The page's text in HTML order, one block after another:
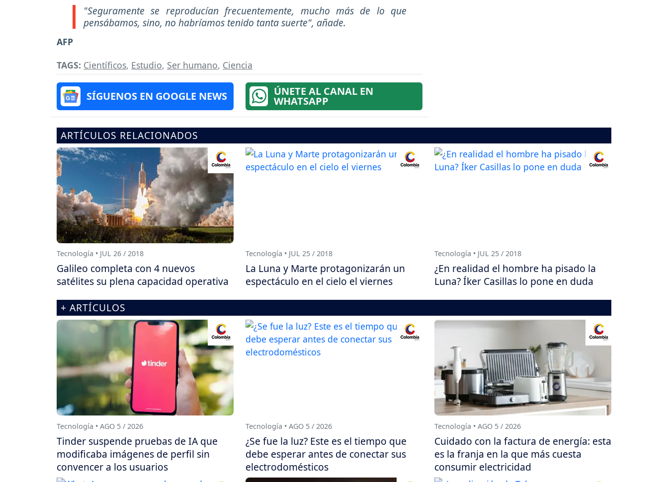
"Seguramente se reproducían frecuentemente, mucho más de lo que
pensábamos, sino, no habríamos tenido tanta suerte", añade.
AFP
TAGS: Científicos, Estudio, Ser humano, Ciencia
SÍGUENOS EN GOOGLE NEWS ÚNETE AL CANAL EN
WHATSAPP
ARTÍCULOS RELACIONADOS
Tecnología • JUL 26 / 2018
Galileo completa con 4 nuevos
satélites su plena capacidad operativa
Tecnología • JUL 25 / 2018
La Luna y Marte protagonizarán un
espectáculo en el cielo el viernes
Tecnología • JUL 25 / 2018
¿En realidad el hombre ha pisado la
Luna? Íker Casillas lo pone en duda
+ ARTÍCULOS
Tecnología • AGO 5 / 2026
Tinder suspende pruebas de IA que
modificaba imágenes de perfil sin
convencer a los usuarios
Tecnología • AGO 5 / 2026
¿Se fue la luz? Este es el tiempo que
debe esperar antes de conectar sus
electrodomésticos
Tecnología • AGO 5 / 2026
Cuidado con la factura de energía: esta
es la franja en la que más cuesta
consumir electricidad